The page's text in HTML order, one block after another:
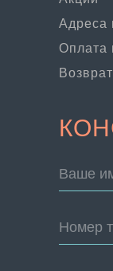
Адреса
Ваше
Номер
Оплата
Возврат